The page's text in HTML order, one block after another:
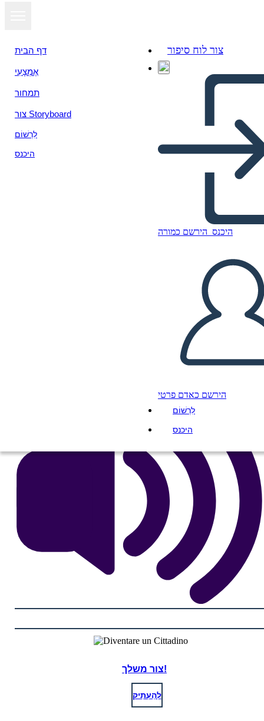
דף הבית
אֶמְצָעִי
תמחור
צור Storyboard
לִרְשׁוֹם
היכנס
צור לוח סיפור
היכנס הירשם כמורה
הירשם כאדם פרטי
לִרְשׁוֹם
היכנס
צור משלך!
לְהַעְתִיק